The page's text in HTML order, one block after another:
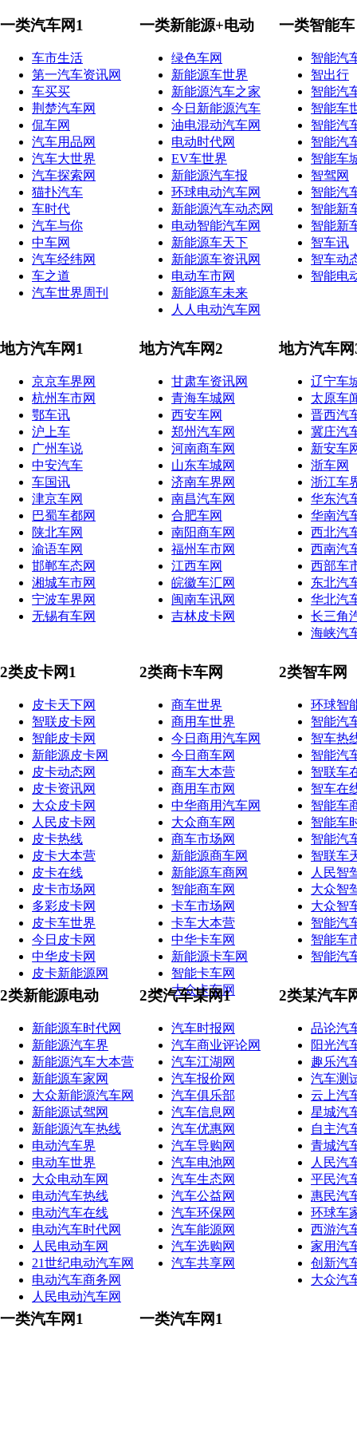
一类汽车网1
车市生活
第一汽车资讯网
车买买
荆楚汽车网
侃车网
汽车用品网
汽车大世界
汽车探索网
猫扑汽车
车时代
汽车与你
中车网
汽车经纬网
车之道
汽车世界周刊
一类新能源+电动
绿色车网
新能源车世界
新能源汽车之家
今日新能源汽车
油电混动汽车网
电动时代网
EV车世界
新能源汽车报
环球电动汽车网
新能源汽车动态网
电动智能汽车网
新能源车天下
新能源车资讯网
电动车市网
新能源车未来
人人电动汽车网
一类智能车
智能汽
智出行
智能汽
智能车
智能汽
智能汽
智能车
智驾网
智能汽
智能新
智能新
智车讯
智车动
智能电
地方汽车网1
京京车界网
杭州车市网
鄂车讯
沪上车
广州车说
中安汽车
车国讯
津京车网
巴蜀车都网
陕北车网
渝语车网
邯郸车态网
湘城车市网
宁波车界网
无锡有车网
地方汽车网2
甘肃车资讯网
青海车城网
西安车网
郑州汽车网
河南商车网
山东车城网
济南车界网
南昌汽车网
合肥车网
南阳商车网
福州车市网
江西车网
皖徽车汇网
闽南车讯网
吉林皮卡网
地方汽车网
辽宁车
太原车
晋西汽
冀庄汽
新安车
浙车网
浙江车
华东汽
华南汽
西北汽
西南汽
西部车
东北汽
华北汽
长三角
海峡汽
2类皮卡网1
皮卡天下网
智联皮卡网
智能皮卡网
新能源皮卡网
皮卡动态网
皮卡资讯网
大众皮卡网
人民皮卡网
皮卡热线
皮卡大本营
皮卡在线
皮卡市场网
多彩皮卡网
皮卡车世界
今日皮卡网
中华皮卡网
皮卡新能源网
2类商卡车网
商车世界
商用车世界
今日商用汽车网
今日商车网
商车大本营
商用车市网
中华商用汽车网
大众商车网
商车市场网
新能源商车网
新能源车商网
智能商车网
卡车市场网
卡车大本营
中华卡车网
新能源卡车网
智能卡车网
大众卡车网
2类智车网
环球智
智能汽
智车热
智能汽
智联车
智车在
智能车
智能车
智能汽
智联车
人民智
大众智
大众智
智能汽
智能车
智能汽
2类新能源电动
新能源车时代网
新能源汽车界
新能源汽车大本营
新能源车家网
大众新能源汽车网
新能源试驾网
新能源汽车热线
电动汽车界
电动车世界
大众电动车网
电动汽车热线
电动汽车在线
电动汽车时代网
人民电动车网
21世纪电动汽车网
电动汽车商务网
人民电动汽车网
2类汽车某网1
汽车时报网
汽车商业评论网
汽车江湖网
汽车报价网
汽车俱乐部
汽车信息网
汽车优惠网
汽车导购网
汽车电池网
汽车生态网
汽车公益网
汽车环保网
汽车能源网
汽车选购网
汽车共享网
2类某汽车
品论汽
阳光汽
趣乐汽
汽车测
云上汽
星城汽
自主汽
青城汽
人民汽
平民汽
惠民汽
环球车
西游汽
家用汽
创新汽
大众汽
一类汽车网1 一类汽车网1